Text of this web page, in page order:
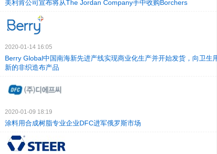
美利肯公司宣布将从The Jordan Company手中收购Borchers
2020-01-14 16:05
Berry Global中国南海新先进产线实现商业化生产并开始发货，向卫生
新的非织造布产品
2020-01-09 18:19
涂料用合成树脂专业企业DFC进军俄罗斯市场